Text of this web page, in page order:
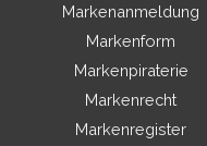
Markenanmeldung
Markenform
Markenpiraterie
Markenrecht
Markenregister